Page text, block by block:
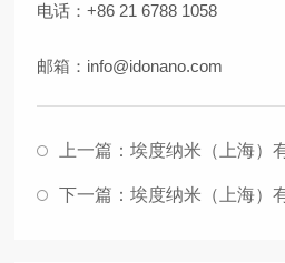
电话：+86 21 6788 1058
邮箱：info@idonano.com
上一篇：埃度纳米（上海）有限公司
下一篇：埃度纳米（上海）有限公司成